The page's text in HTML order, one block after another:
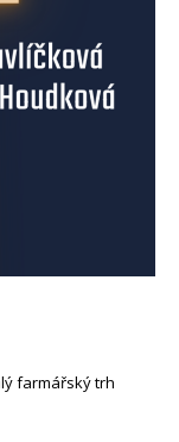
farmářský trh